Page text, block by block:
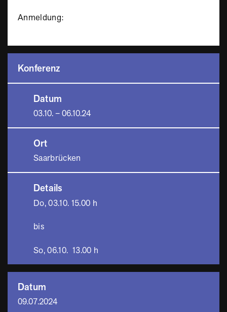
Anmeldung:
Konferenz
Datum
03.10. – 06.10.24
Ort
Saarbrücken
Details
Do, 03.10. 15.00 h
bis
So, 06.10. 13.00 h
Datum
09.07.2024